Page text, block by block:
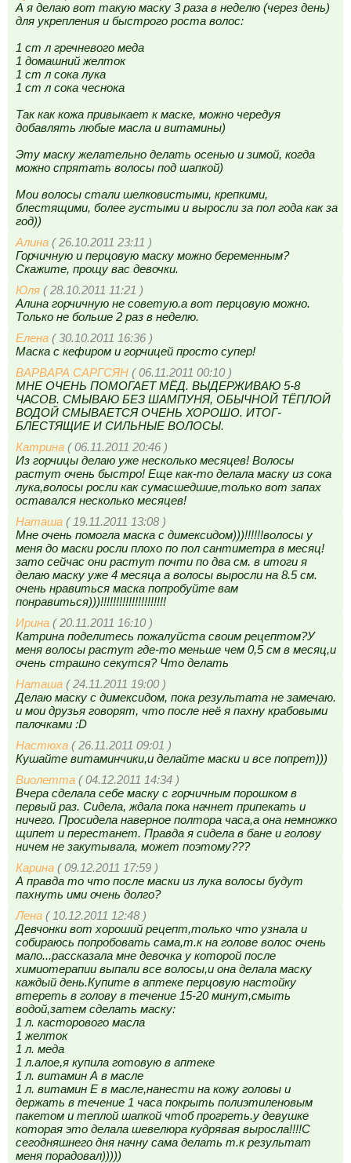
А я делаю вот такую маску 3 раза в неделю (через день)
для укрепления и быстрого роста волос:
1 ст л гречневого меда
1 домашний желток
1 ст л сока лука
1 ст л сока чеснока
Так как кожа привыкает к маске, можно чередуя
добавлять любые масла и витамины)
Эту маску желательно делать осенью и зимой, когда
можно спрятать волосы под шапкой)
Мои волосы стали шелковистыми, крепкими,
блестящими, более густыми и выросли за пол года как за
год))
Алина ( 26.10.2011 23:11 )
Горчичную и перцовую маску можно беременным?
Скажите, прощу вас девочки.
Юля ( 28.10.2011 11:21 )
Алина горчичную не советую.а вот перцовую можно.
Только не больше 2 раз в неделю.
Елена ( 30.10.2011 16:36 )
Маска с кефиром и горчицей просто супер!
ВАРВАРА САРГСЯН ( 06.11.2011 00:10 )
МНЕ ОЧЕНЬ ПОМОГАЕТ МЁД. ВЫДЕРЖИВАЮ 5-8
ЧАСОВ. СМЫВАЮ БЕЗ ШАМПУНЯ, ОБЫЧНОЙ ТЁПЛОЙ
ВОДОЙ СМЫВАЕТСЯ ОЧЕНЬ ХОРОШО. ИТОГ-
БЛЕСТЯЩИЕ И СИЛЬНЫЕ ВОЛОСЫ.
Катрина ( 06.11.2011 20:46 )
Из горчицы делаю уже несколько месяцев! Волосы
растут очень быстро! Еще как-то делала маску из сока
лука,волосы росли как сумасшедшие,только вот запах
оставался несколько месяцев!
Наташа ( 19.11.2011 13:08 )
Мне очень помогла маска с димексидом)))!!!!!!волосы у
меня до маски росли плохо по пол сантиметра в месяц!
зато сейчас они растут почти по два см. в итоги я
делаю маску уже 4 месяца а волосы выросли на 8.5 см.
очень нравиться маска попробуйте вам
понравиться)))!!!!!!!!!!!!!!!!!!!!!
Ирина ( 20.11.2011 16:10 )
Катрина поделитесь пожалуйста своим рецептом?У
меня волосы растут где-то меньше чем 0,5 см в месяц,и
очень страшно секутся? Что делать
Наташа ( 24.11.2011 19:00 )
Делаю маску с димексидом, пока результата не замечаю.
и мои друзья говорят, что после неё я пахну крабовыми
палочками :D
Настюха ( 26.11.2011 09:01 )
Кушайте витаминчики,и делайте маски и все попрет)))
Виолетта ( 04.12.2011 14:34 )
Вчера сделала себе маску с горчичным порошком в
первый раз. Сидела, ждала пока начнет припекать и
ничего. Просидела наверное полтора часа,а она немножко
щипет и перестанет. Правда я сидела в бане и голову
ничем не закутывала, может поэтому???
Карина ( 09.12.2011 17:59 )
А правда то что после маски из лука волосы будут
пахнуть ими очень долго?
Лена ( 10.12.2011 12:48 )
Девчонки вот хороший рецепт,только что узнала и
собираюсь попробовать сама,т.к на голове волос очень
мало...рассказала мне девочка у которой после
химиотерапии выпали все волосы,и она делала маску
каждый день.Купите в аптеке перцовую настойку
втереть в голову в течение 15-20 минут,смыть
водой,затем сделать маску:
1 л. касторового масла
1 желток
1 л. меда
1 л.алое,я купила готовую в аптеке
1 л. витамин А в масле
1 л. витамин Е в масле,нанести на кожу головы и
держать в течение 1 часа покрыть полиэтиленовым
пакетом и теплой шапкой чтоб прогреть.у девушке
которая это делала шевелюра кудрявая выросла!!!!С
сегодняшнего дня начну сама делать т.к результат
меня порадовал)))))